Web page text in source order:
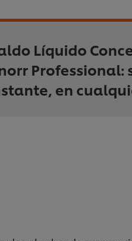
Líquido
en